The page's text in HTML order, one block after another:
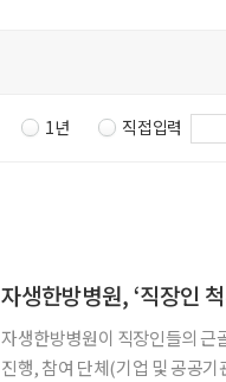
1년 직접입력
자생한방병원, ‘직장인
자생한방병원이 직장인들의 근
진행, 참여 단체(기업 및 공공기관·관공서 등)를